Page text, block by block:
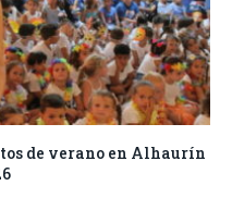
de verano en Alhaurín